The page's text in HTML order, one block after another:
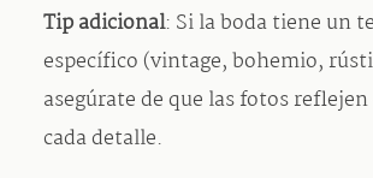
Tip adicional: Si la boda tiene un
específico (vintage, bohemio,
asegúrate de que las fotos
cada detalle.